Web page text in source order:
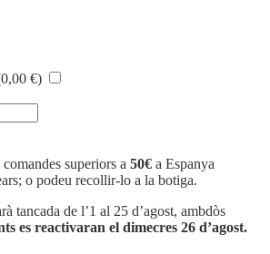
0,00 €)
comandes superiors a 50€ a Espanya
o podeu recollir-lo a la botiga.
tancada de l’1 al 25 d’agost, ambdòs
es reactivaran el dimecres 26 d’agost.